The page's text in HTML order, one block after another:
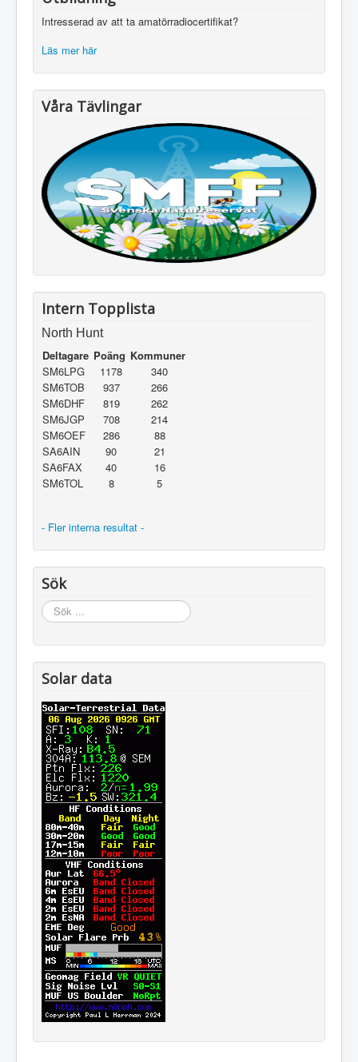
Intresserad av att ta amatörradiocertifikat?
Läs mer här
Våra Tävlingar
Intern Topplista
North Hunt
Deltagare Poäng Kommuner
SM6LPG
1178
340
SM6TOB
937
266
SM6DHF
819
262
SM6JGP
708
214
SM6OEF
286
88
SA6AIN
90
21
SA6FAX
40
16
SM6TOL
8 5
- Fler interna resultat -
Sök
Sök
...
Solar data